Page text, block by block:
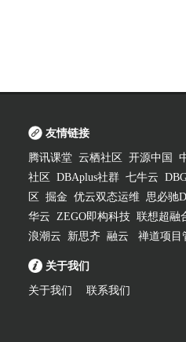
友情链接
腾讯课堂 云栖社区 开源中国
社区
DBAplus社群 七牛云
区
掘金 优云双态运维 思必驰
华云 ZEGO即构科技 联想超融
浪潮云
新思齐 融云 禅道项目
关于我们
关于我们 联系我们